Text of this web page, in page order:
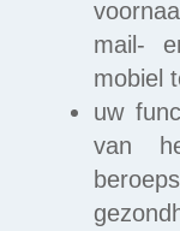
mail-
mobiel
uw
van